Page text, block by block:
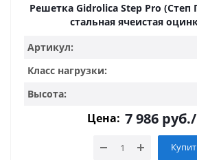
Решетка Gidrolica Step Pro (Степ
стальная ячеистая
Артикул:
Класс нагрузки:
Высота:
Цена: 7 986 руб.